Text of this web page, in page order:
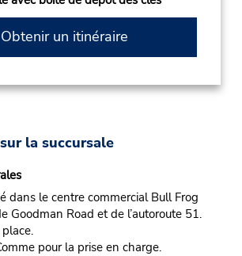
Obtenir un itinéraire
la succursale
dans le centre commercial Bull Frog
Goodman Road et de l’autoroute 51.
pour la prise en charge.